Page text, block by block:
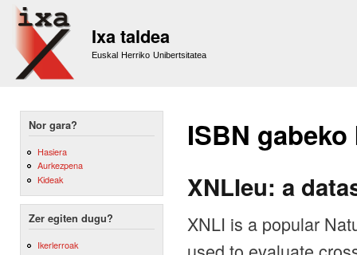
Ixa taldea
Euskal Herriko Unibertsitatea
Nor gara?
Hasiera
Aurkezpena
Kideak
Zer egiten dugu?
Ikerlerroak
ISBN
XNLIeu: a
XNLI is a popular